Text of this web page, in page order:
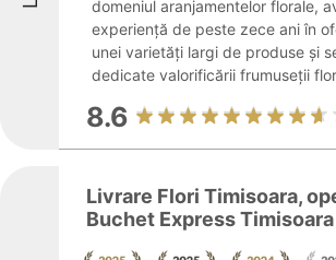
domeniul aranjamentelor florale,
experiență de peste zece ani în
unei varietăți largi de produse și
dedicate valorificării frumuseții
8.6
Livrare Flori Timisoara,
Buchet Express Timisoara